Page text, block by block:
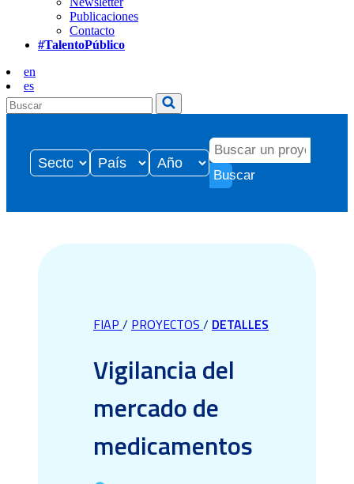
Publicaciones
Contacto
#TalentoPúblico
en
es
Buscar
FIAP / PROYECTOS / DETALLES
Vigilancia del
mercado de
medicamentos